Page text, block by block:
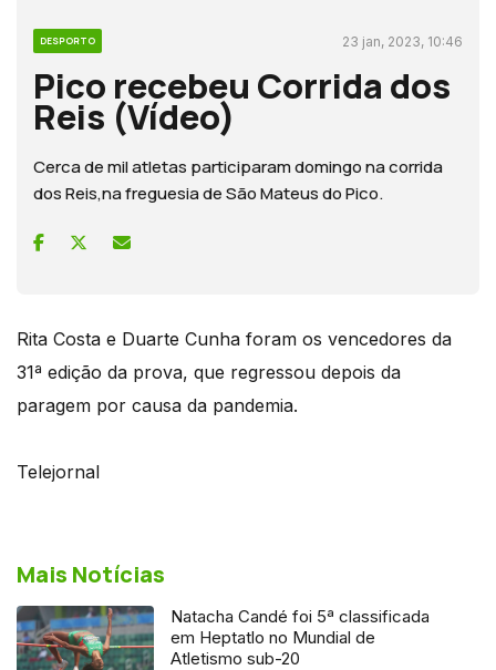
DESPORTO 23 jan, 2023, 10:46
Pico recebeu Corrida dos
Reis (Vídeo)
Cerca de mil atletas participaram domingo na corrida
dos Reis,na freguesia de São Mateus do Pico.
Rita Costa e Duarte Cunha foram os vencedores da
31ª edição da prova, que regressou depois da
paragem por causa da pandemia.
Telejornal
Mais Notícias
Natacha Candé foi 5ª classificada
em Heptatlo no Mundial de
Atletismo sub-20